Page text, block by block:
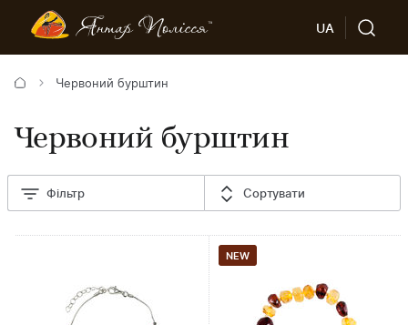
UA
Червоний бурштин
Червоний бурштин
Фільтр Сортувати
NEW